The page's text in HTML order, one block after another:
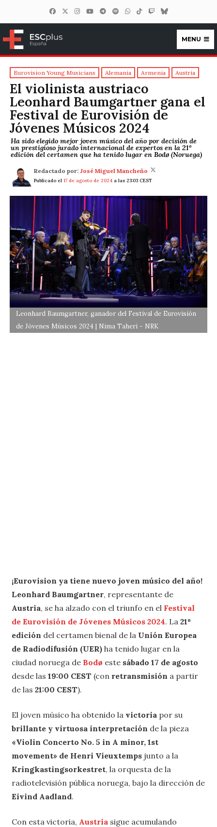
ESCplus España
MENU
Eurovision Young Musicians Alemania Armenia Austria
El violinista austriaco
Leonhard Baumgartner gana el
Festival de Eurovisión de
Jóvenes Músicos 2024
Ha sido elegido mejor joven músico del año por decisión de
un prestigioso jurado internacional de expertos en la 21º
edición del certamen que ha tenido lugar en Bodø (Noruega)
Redactado por: José Miguel Mancheño
Publicado el 17 de agosto de 2024 a las 23:03 CEST
Leonhard Baumgartner, ganador del Festival de Eurovisión
de Jóvenes Músicos 2024 | Nima Taheri - NRK
¡Eurovision ya tiene nuevo joven músico del año!
Leonhard Baumgartner, representante de
Austria, se ha alzado con el triunfo en el Festival
de Eurovisión de Jóvenes Músicos 2024. La 21º
edición del certamen bienal de la Unión Europea
de Radiodifusión (UER) ha tenido lugar en la
ciudad noruega de Bodø este sábado 17 de agosto
desde las 19:00 CEST (con retransmisión a partir
de las 21:00 CEST).
El joven músico ha obtenido la victoria por su
brillante y virtuosa interpretación de la pieza
«Violin Concerto No. 5 in A minor, 1st
movement» de Henri Vieuxtemps junto a la
Kringkastingsorkestret, la orquesta de la
radiotelevisión pública noruega, bajo la dirección de
Eivind Aadland.
Con esta victoria, Austria sigue acumulando